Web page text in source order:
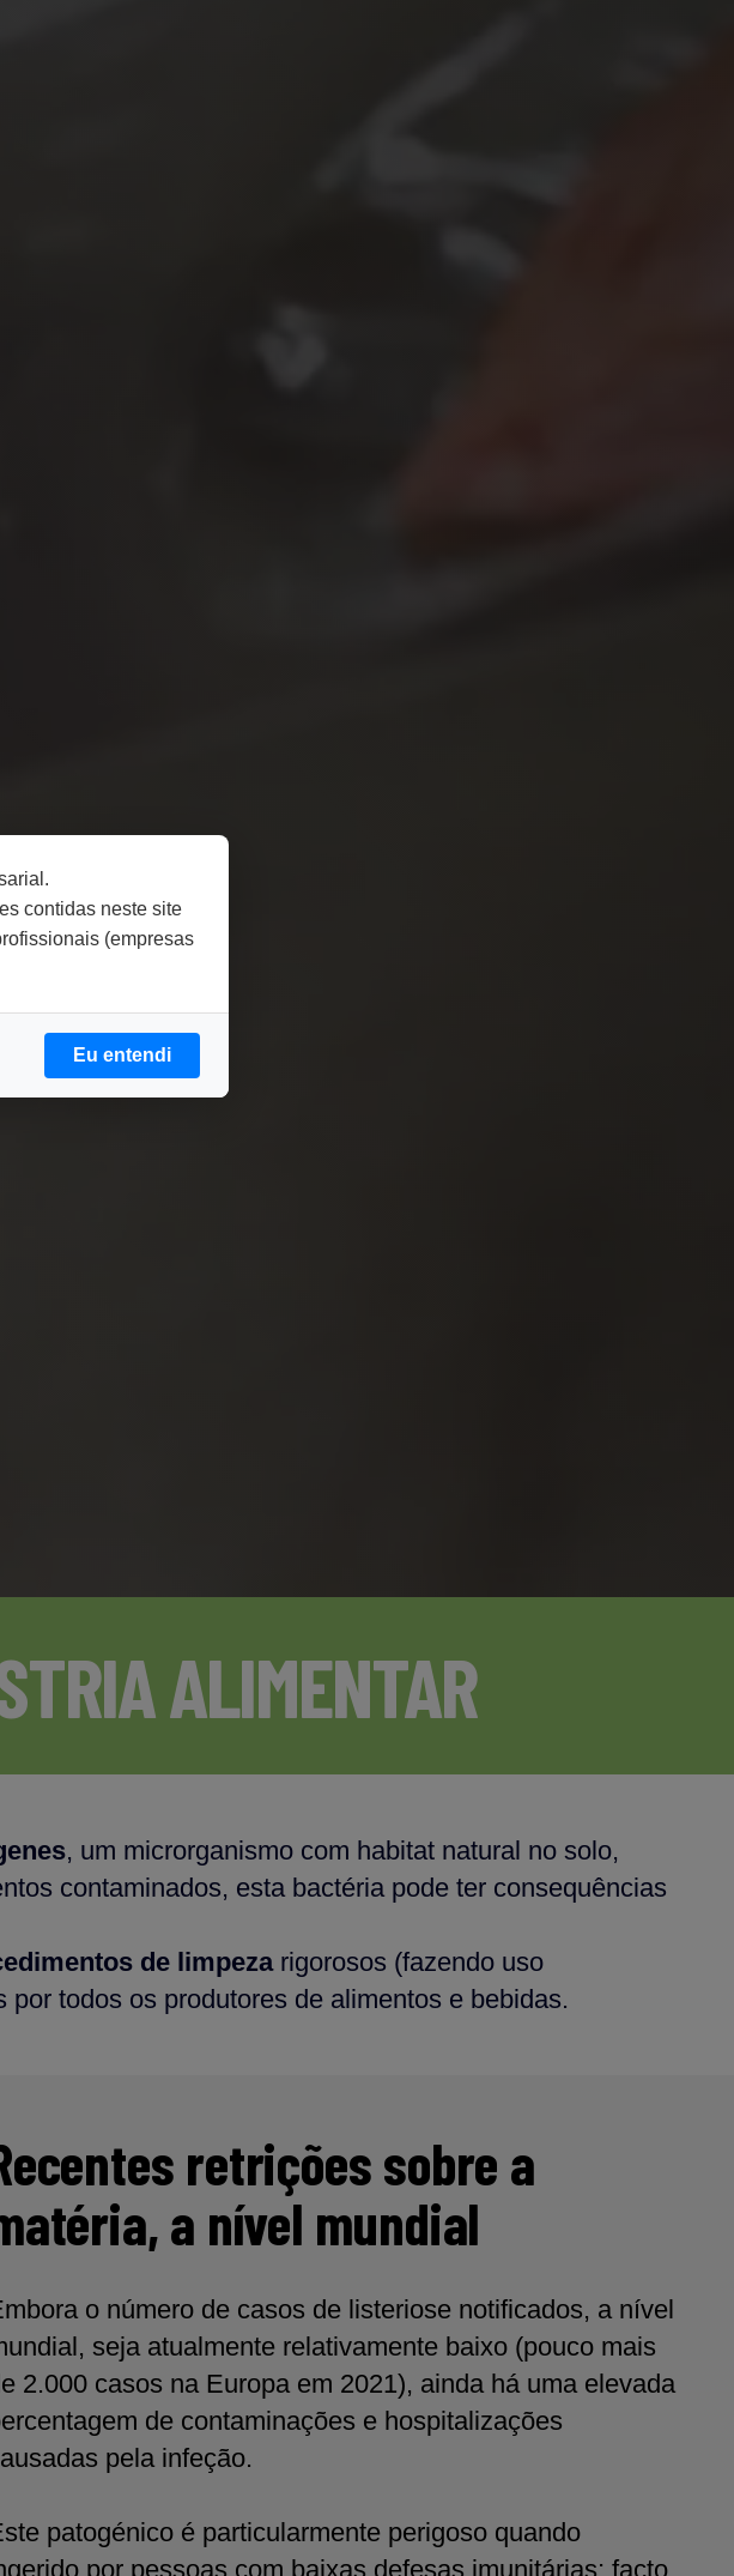
contidas neste site
(empresas
Eu entendi
ALIMENTAR
, um microrganismo com habitat natural no solo,
contaminados, esta bactéria pode ter consequências
de limpezarigorosos (fazendo uso
todos os produtores de alimentos e bebidas.
retrições sobre a
a nível mundial
o número de casos de listeriose notificados, a nível
seja atualmente relativamente baixo (pouco mais
2.000 casos na Europa em 2021), ainda há uma elevada
de contaminações e hospitalizações
pela infeção.
patogénico é particularmente perigoso quando
por pessoas com baixas defesas imunitárias; facto